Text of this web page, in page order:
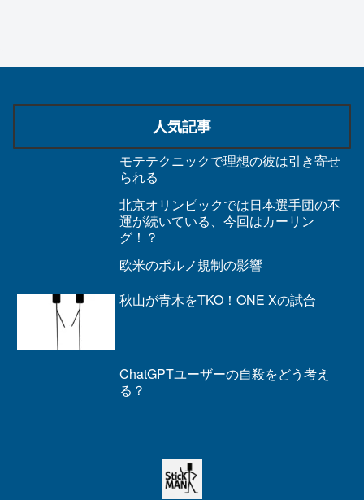
人気記事
モテテクニックで理想の彼は引き寄せ
られる
北京オリンピックでは日本選手団の不
運が続いている、今回はカーリン
グ！？
欧米のポルノ規制の影響
秋山が青木をTKO！ONE Xの試合
ChatGPTユーザーの自殺をどう考え
る？